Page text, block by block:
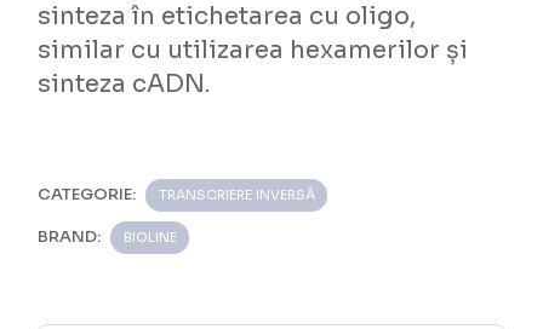
sinteza în etichetarea cu oligo,
similar cu utilizarea hexamerilor și
sinteza cADN.
CATEGORIE: TRANSCRIERE INVERSĂ
BRAND: BIOLINE